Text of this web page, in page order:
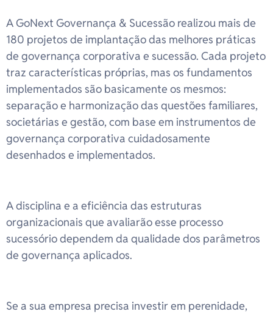
A GoNext Governança & Sucessão realizou mais de
180 projetos de implantação das melhores práticas
de governança corporativa e sucessão. Cada projeto
traz características próprias, mas os fundamentos
implementados são basicamente os mesmos:
separação e harmonização das questões familiares,
societárias e gestão, com base em instrumentos de
governança corporativa cuidadosamente
desenhados e implementados.
A disciplina e a eficiência das estruturas
organizacionais que avaliarão esse processo
sucessório dependem da qualidade dos parâmetros
de governança aplicados.
Se a sua empresa precisa investir em perenidade,